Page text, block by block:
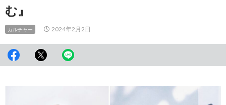
む』
カルチャー 2024年2月2日